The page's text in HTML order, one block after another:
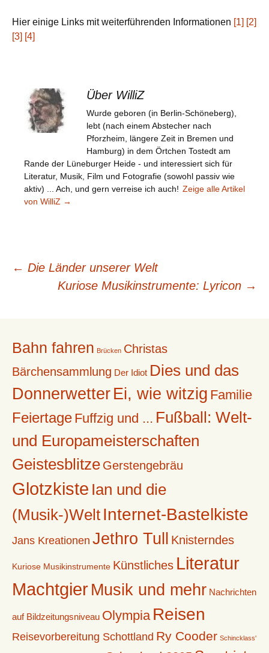
Hier einige Links mit weiterführenden Informationen [1] [2]
[3] [4]
Über WilliZ
Wurde geboren (in Berlin-Schöneberg),
lebt (nach einem Abstecher nach
Pforzheim, längere Zeit in Bremen und
Hamburg) in dem Örtchen Tostedt am
Rande der Lüneburger Heide - und interessiert sich für
Literatur, Musik, Film und Fotografie (sowohl passiv wie
aktiv) ... Ach, und gern verreise ich auch! Zeige alle Artikel
von WilliZ →
Beitragsnavigation
← Die Länder unserer Welt
Kuriose Musikinstrumente: Lyricon →
Bahn fahren Brücken Christas
Bärchensammlung Der Idiot Dies und das
Donnerwetter Ei, wie witzig Familie
Feiertage Fuffzig und ... Fußball: Welt-
und Europameisterschaften
Geistesblitze Gerstengebräu
Glotzkiste Ian und die
(Musik-)Welt Internet-Bastelkiste
Jans Kreationen Jethro Tull Knisterndes
Kuriose Musikinstrumente Künstliches Literatur
MachtgierMusik und mehr Nachrichten
auf Bildzeitungsniveau Olympia Reisen
Reisevorbereitung Schottland Ry Cooder Schincklass'